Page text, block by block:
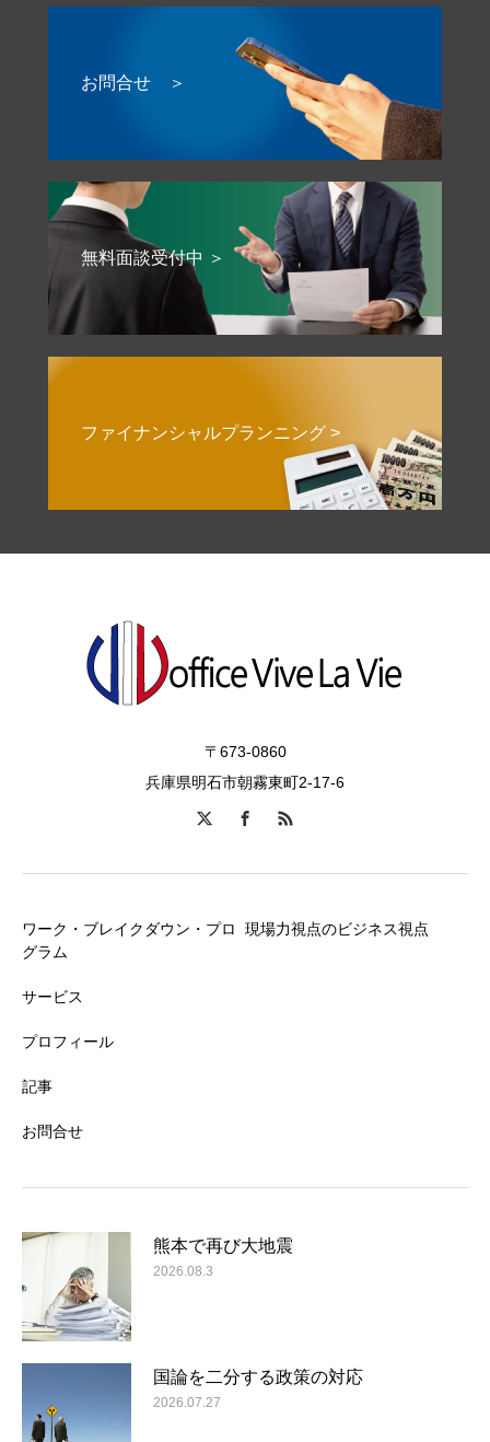
お問合せ ＞
無料面談受付中 ＞
ファイナンシャルプランニング >
〒673-0860
兵庫県明石市朝霧東町2-17-6
ワーク・ブレイクダウン・プロ
グラム
サービス
プロフィール
記事
お問合せ
現場力視点のビジネス視点
熊本で再び大地震
2026.08.3
国論を二分する政策の対応
2026.07.27